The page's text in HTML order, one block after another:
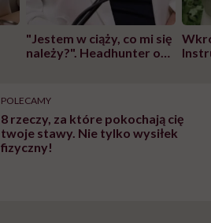
"Jestem w ciąży, co mi się
należy?". Headhunter o
pracy
POLECAMY
8 rzeczy, za które pokochają cię
twoje stawy. Nie tylko wysiłek
fizyczny!